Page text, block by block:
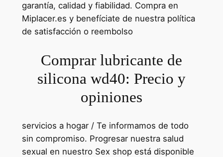
garantía, calidad y fiabilidad. Compra en
Miplacer.es y benefíciate de nuestra política
de satisfacción o reembolso
Comprar lubricante de
silicona wd40: Precio y
opiniones
servicios a hogar / Te informamos de todo
sin compromiso. Progresar nuestra salud
sexual en nuestro Sex shop está disponible